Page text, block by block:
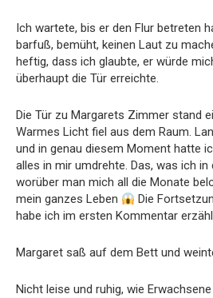
Ich wartete, bis er den Flur betreten
barfuß, bemüht, keinen Laut zu
heftig, dass ich glaubte, er würde
überhaupt die Tür erreichte.
Die Tür zu Margarets Zimmer stand
Warmes Licht fiel aus dem Raum.
und in genau diesem Moment hatte
alles in mir umdrehte. Das, was ich
worüber man mich all die Monate
mein ganzes Leben
Die
habe ich im ersten Kommentar
Margaret saß auf dem Bett und
Nicht leise und ruhig, wie